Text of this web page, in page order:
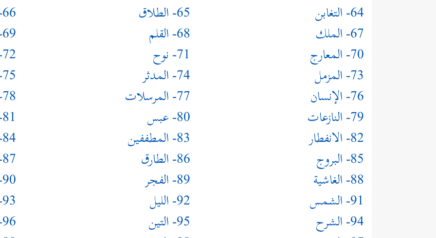
64- التغابن
65- الطلاق
66- التحريم
67- الملك
68- القلم
69- الحاقة
70- المعارج
71- نوح
72- الجن
73- المزمل
74- المدثر
75- القيامة
76- الإنسان
77- المرسلات
78- النبأ
79- النازعات
80- عبس
81- التكوير
82- الانفطار
83- المطففين
84- الانشقاق
85- البروج
86- الطارق
87- الأعلى
88- الغاشية
89- الفجر
90- البلد
91- الشمس
92- الليل
93- الضحى
94- الشرح
95- التين
96- العلق